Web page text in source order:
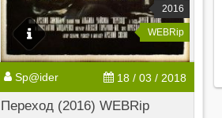
2016
WEBRip
Sp@ider 18 / 03 / 2018
Переход (2016) WEBRip